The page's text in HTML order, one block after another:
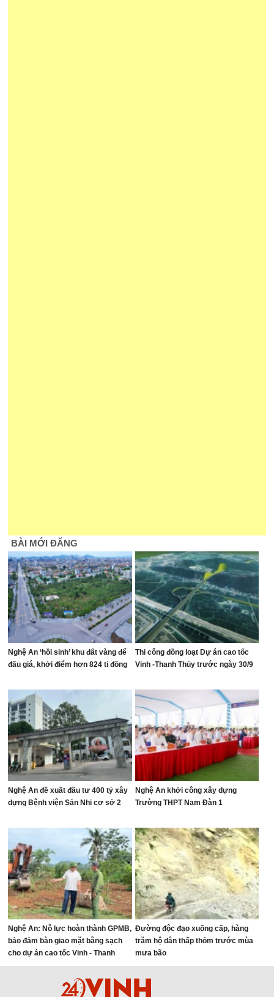
BÀI MỚI ĐĂNG
Nghệ An ‘hồi sinh’ khu đất vàng để
đấu giá, khởi điểm hơn 824 tỉ đồng
Thi công đồng loạt Dự án cao tốc
Vinh -Thanh Thủy trước ngày 30/9
Nghệ An đề xuất đầu tư 400 tỷ xây
dựng Bệnh viện Sản Nhi cơ sở 2
Nghệ An khởi công xây dựng
Trường THPT Nam Đàn 1
Nghệ An: Nỗ lực hoàn thành GPMB,
bảo đảm bàn giao mặt bằng sạch
cho dự án cao tốc Vinh - Thanh
Thủy
Đường độc đạo xuống cấp, hàng
trăm hộ dân thấp thỏm trước mùa
mưa bão